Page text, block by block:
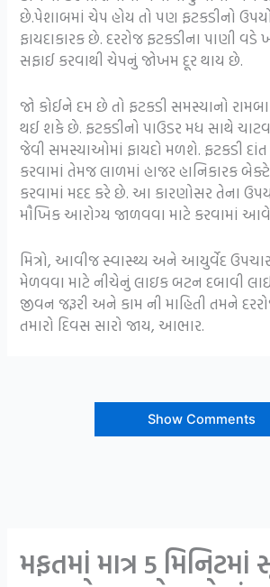
છે.પેશાબમાં ચેપ હોય તો પણ ફટકડીનો
ફાયદાકારક છે. દરરોજ ફટકડીના પાણી વડે
સફાઈ કરવાથી ચેપનું જોખમ દૂર થાય છે.
જો કોઈને દમ છે તો ફટકડી સમસ્યાનો
થઈ શકે છે. ફટકડીનો પાઉડર મધ સાથે
જેવી સમસ્યાઓમાં ફાયદો મળશે. ફટકડી
કરવામાં તેમજ લાળમાં હાજર હાનિકારક
કરવામાં મદદ કરે છે. આ કારણોસર તેના
મૌખિક આરોગ્ય જાળવવા માટે કરવામાં
મિત્રો, આવીજ સ્વાસ્થ્ય અને આયુર્વેદ ઉપચાર
મેળવવા માટે નીચેનું લાઇક બટન દબાવી
જીવન જરૂરી અને કામ ની માહિતી તમને
તમારો દિવસ સારો જાય, આભાર.
Show Comments
મફતમાં માત્ર 5